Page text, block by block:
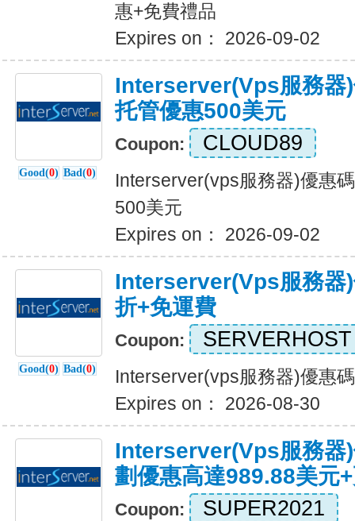
惠+免費禮品
Expires on： 2026-09-02
Good(0) Bad(0)
Interserver(vps服務器
托管優惠500美元
Coupon: CLOUD89
Interserver(vps服務器)優惠
500美元
Expires on： 2026-09-02
Good(0) Bad(0)
Interserver(vps服務器
折+免運費
Coupon: SERVERHOST
Interserver(vps服務器)優惠
Expires on： 2026-08-30
Interserver(vps服務器
劃優惠高達989.88美元
Coupon: SUPER2021